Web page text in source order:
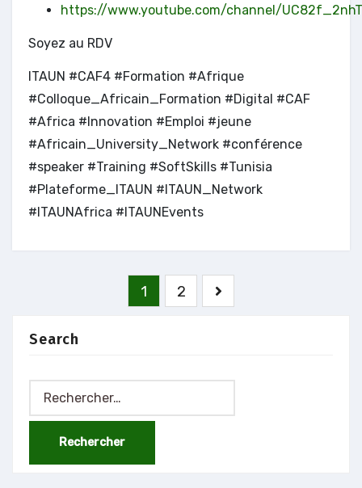
https://www.youtube.com/channel/
Soyez au RDV
ITAUN #CAF4 #Formation #Afrique
#Colloque_Africain_Formation #Digital #CAF
#Africa #Innovation #Emploi #jeune
#Africain_University_Network #conférence
#speaker #Training #SoftSkills #Tunisia
#Plateforme_ITAUN #ITAUN_Network
#ITAUNAfrica #ITAUNEvents
Pagination
des
1 2
Search
Rechercher :